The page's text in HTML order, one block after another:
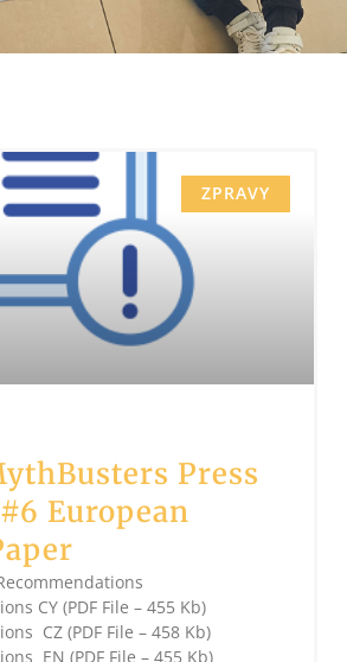
ZPRAVY
Press
European
CY (PDF File – 455 Kb)
CZ (PDF File – 458 Kb)
EN (PDF File – 455 Kb)